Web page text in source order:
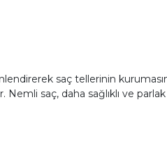
saç tellerinin
Nemli saç, daha sağlıklı ve